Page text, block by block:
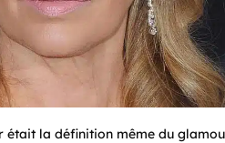
était la définition même du